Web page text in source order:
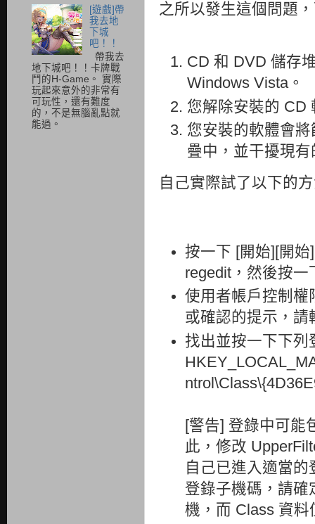
之所以發生這個問題
CD 和 DVD 儲存
Windows Vista。
您解除安裝的 CD
您安裝的軟體會
疊中，並干擾現
自己實際試了以下的
按一下 [開始][開
regedit，然後按一
使用者帳戶控制
或確認的提示，請
找出並按一下下列
[警告] 登錄中可能
此，修改
自己已進入適當
登錄子機碼，請確
機，而 Class 資
[遊戲]帶
我去地
下城
吧！！
帶我去
地下城吧！！卡牌戰
鬥的H-Game。 實際
玩起來意外的非常有
可玩性，還有難度
的，不是無腦亂點就
能過。